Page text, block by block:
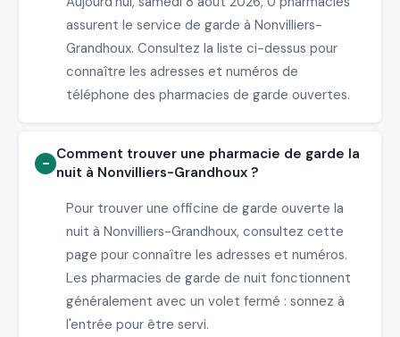
assurent le service de garde à Nonvilliers-
Grandhoux. Consultez la liste ci-dessus pour
connaître les adresses et numéros de
téléphone des pharmacies de garde ouvertes.
Comment trouver une pharmacie de garde la
nuit à Nonvilliers-Grandhoux ?
Pour trouver une officine de garde ouverte la
nuit à Nonvilliers-Grandhoux, consultez cette
page pour connaître les adresses et numéros.
Les pharmacies de garde de nuit fonctionnent
généralement avec un volet fermé : sonnez à
l'entrée pour être servi.